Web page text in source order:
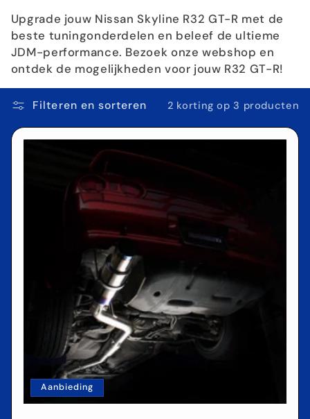
Upgrade jouw Nissan Skyline R32 GT-R met de
beste tuningonderdelen en beleef de ultieme
JDM-performance. Bezoek onze webshop en
ontdek de mogelijkheden voor jouw R32 GT-R!
Filteren en sorteren 2 korting op 3 producten
Aanbieding